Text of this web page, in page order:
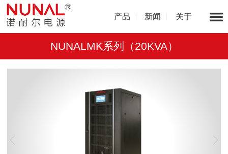
产品 新闻 关于
NUNALMK系列（20KVA）